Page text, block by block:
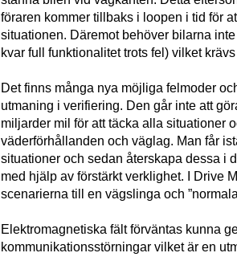
föraren kommer tillbaks i loopen i tid för
situationen. Däremot behöver bilarna
kvar full funktionalitet trots fel) vilket
Det finns många nya möjliga felmoder
utmaning i verifiering. Den går inte att
miljarder mil för att täcka alla situationer
väderförhållanden och väglag. Man får
situationer och sedan återskapa dessa i
med hjälp av förstärkt verklighet. I Drive
scenarierna till en vägslinga och
Elektromagnetiska fält förväntas kunna
kommunikationsstörningar vilket är en